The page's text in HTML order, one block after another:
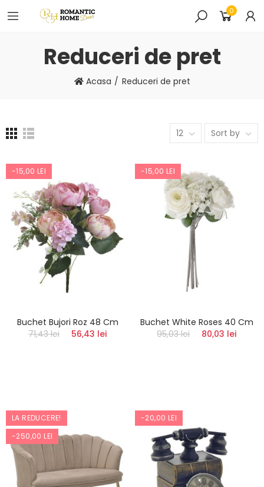
0
Reduceri de pret
Acasa Reduceri de pret
12 Sort by
-15,00 LEI
Buchet Bujori Roz 48 Cm
71,43 lei
56,43 lei
-15,00 LEI
Buchet White Roses 40 Cm
95,03 lei
80,03 lei
LA REDUCERE!
-250,00 LEI
-20,00 LEI